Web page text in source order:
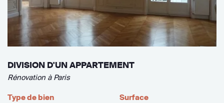
DIVISION D'UN APPARTEMENT
Rénovation à Paris
Type de bien
Surface